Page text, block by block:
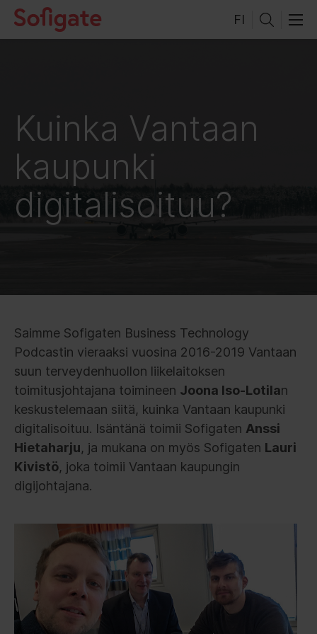
Hyppää
sisältöön
FI
Kuinka Vantaan
kaupunki
digitalisoituu?
Saimme Sofigaten Business Technology
Podcastin vieraaksi vuosina 2016-2019 Vantaan
suun terveydenhuollon liikelaitoksen
toimitusjohtajana toimineen Joona Iso-Lotilan
keskustelemaan siitä, kuinka Vantaan kaupunki
digitalisoituu. Isäntänä toimii Sofigaten Anssi
Hietaharju, ja mukana on myös Sofigaten Lauri
Kivistö, joka toimii Vantaan kaupungin
digijohtajana.